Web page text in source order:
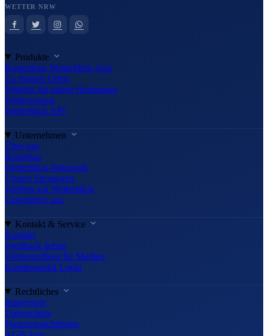
WETTER NRW
Produkte
Kostenlose Wetterblick-App
Zu meinen Orten
Widgets für meine Homepage
Wetterwissen
Wetterblick API
Unternehmen
Über uns
Roadmap
Wetterblick-Netzwerk
Unsere Sponsoren
Werben auf Wetterblick
Unterstütze uns
Kontakt & Service
Kontakt
Feedback geben
Wettergrafiken für Medien
Kundenportal Login
Rechtliches
Impressum
Datenschutz
Nutzungsrichtlinien